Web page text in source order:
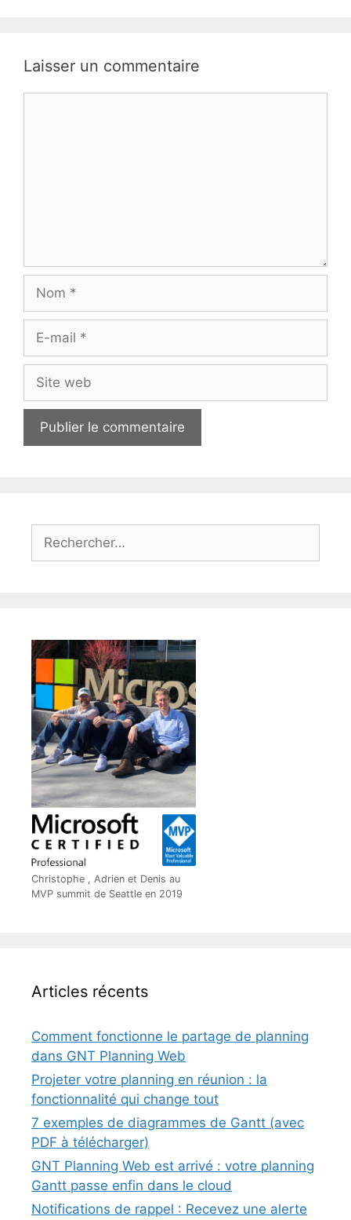
Laisser un commentaire
Nom
Site
web
Rechercher :
Christophe , Adrien et Denis au
MVP summit de Seattle en 2019
Articles récents
Comment fonctionne le partage de planning
dans GNT Planning Web
Projeter votre planning en réunion : la
fonctionnalité qui change tout
7 exemples de diagrammes de Gantt (avec
PDF à télécharger)
GNT Planning Web est arrivé : votre planning
Gantt passe enfin dans le cloud
Notifications de rappel : Recevez une alerte